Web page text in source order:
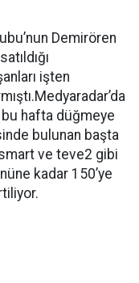
Demirören
işten
hafta düğmeye
bulunan başta
ve teve2 gibi
kadar 150’ye